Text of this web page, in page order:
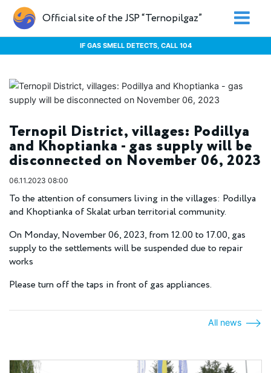
Official site of the JSP “Ternopilgaz”
IF GAS SMELL DETECTS, CALL 104
Ternopil District, villages: Podillya
and Khoptianka - gas supply will be
disconnected on November 06, 2023
06.11.2023 08:00
To the attention of consumers living in the villages: Podillya
and Khoptianka of Skalat urban territorial community.
On Monday, November 06, 2023, from 12.00 to 17.00, gas
supply to the settlements will be suspended due to repair
works
Please turn off the taps in front of gas appliances.
All news